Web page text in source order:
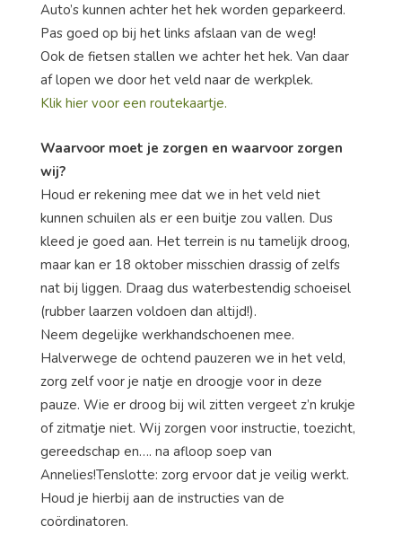
Auto’s kunnen achter het hek worden geparkeerd.
Pas goed op bij het links afslaan van de weg!
Ook de fietsen stallen we achter het hek. Van daar
af lopen we door het veld naar de werkplek.
Klik hier voor een routekaartje.
Waarvoor moet je zorgen en waarvoor zorgen
wij?
Houd er rekening mee dat we in het veld niet
kunnen schuilen als er een buitje zou vallen. Dus
kleed je goed aan. Het terrein is nu tamelijk droog,
maar kan er 18 oktober misschien drassig of zelfs
nat bij liggen. Draag dus waterbestendig schoeisel
(rubber laarzen voldoen dan altijd!).
Neem degelijke werkhandschoenen mee.
Halverwege de ochtend pauzeren we in het veld,
zorg zelf voor je natje en droogje voor in deze
pauze. Wie er droog bij wil zitten vergeet z’n krukje
of zitmatje niet. Wij zorgen voor instructie, toezicht,
gereedschap en…. na afloop soep van
Annelies!Tenslotte: zorg ervoor dat je veilig werkt.
Houd je hierbij aan de instructies van de
coördinatoren.